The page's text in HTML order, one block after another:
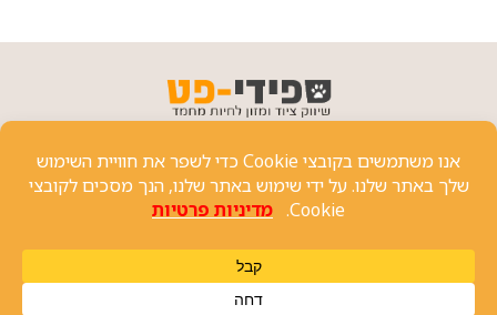
פרטי יצירת קשר
כל הזכויות שמורות 2024 ⓒ